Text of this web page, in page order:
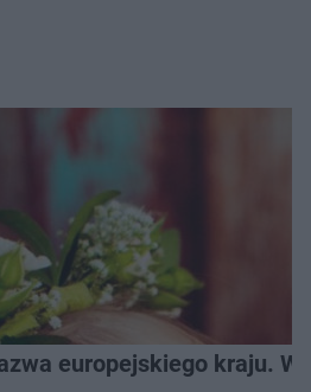
europejskiego kraju.